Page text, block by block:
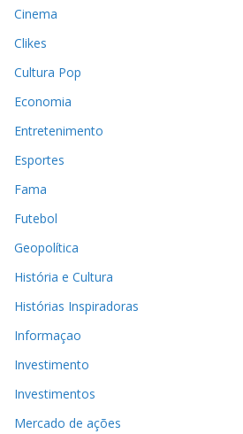
Cinema
Clikes
Cultura Pop
Economia
Entretenimento
Esportes
Fama
Futebol
Geopolítica
História e Cultura
Histórias Inspiradoras
Informaçao
Investimento
Investimentos
Mercado de ações